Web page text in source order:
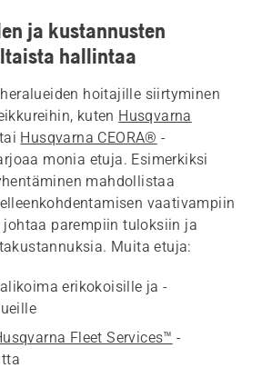
ja kustannusten
hallintaa
hoitajille siirtyminen
kuten Husqvarna
tai Husqvarna CEORA® -
monia etuja. Esimerkiksi
mahdollistaa
vaativampiin
parempiin tuloksiin ja
Muita etuja:
erikokoisille ja -
Fleet Services™ -